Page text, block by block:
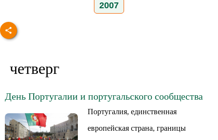
2007
четверг
День Португалии и португальского сообщества
Португалия, единственная
европейская страна, границы